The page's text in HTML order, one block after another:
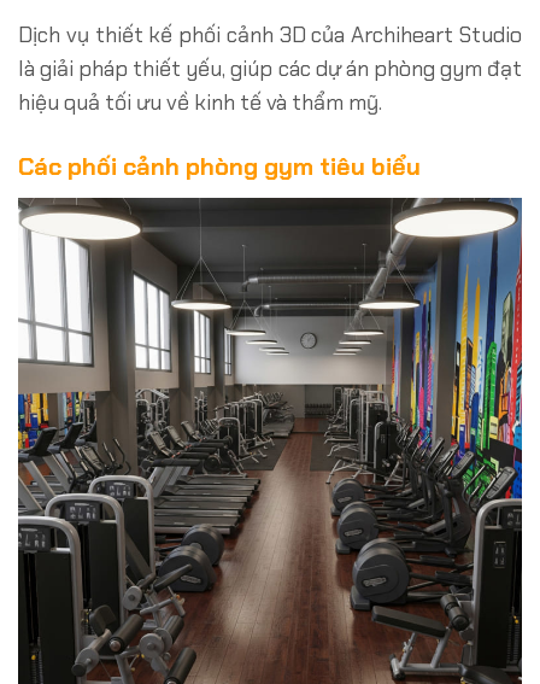
Dịch vụ thiết kế phối cảnh 3D của Archiheart Studio
là giải pháp thiết yếu, giúp các dự án phòng gym đạt
hiệu quả tối ưu về kinh tế và thẩm mỹ.
Các phối cảnh phòng gym tiêu biểu